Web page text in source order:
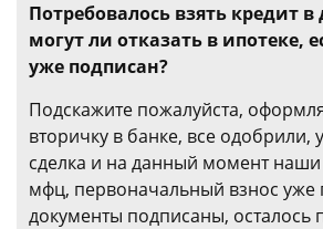
Потребовалось взять кредит
могут ли отказать в ипотеке,
уже подписан?
Подскажите пожалуйста,
вторичку в банке, все
сделка и на данный момент
мфц, первоначальный взнос уже
документы подписаны, осталось